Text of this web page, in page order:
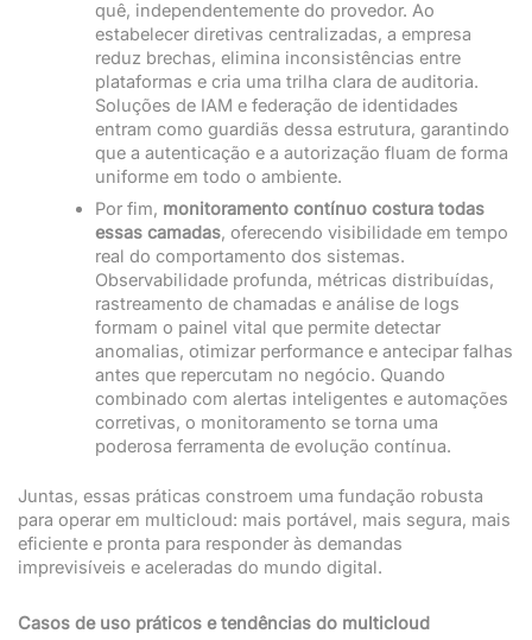
quê, independentemente do provedor. Ao
estabelecer diretivas centralizadas, a empresa
reduz brechas, elimina inconsistências entre
plataformas e cria uma trilha clara de auditoria.
Soluções de IAM e federação de identidades
entram como guardiãs dessa estrutura, garantindo
que a autenticação e a autorização fluam de forma
uniforme em todo o ambiente.
Por fim, monitoramento contínuo costura todas
essas camadas, oferecendo visibilidade em tempo
real do comportamento dos sistemas.
Observabilidade profunda, métricas distribuídas,
rastreamento de chamadas e análise de logs
formam o painel vital que permite detectar
anomalias, otimizar performance e antecipar falhas
antes que repercutam no negócio. Quando
combinado com alertas inteligentes e automações
corretivas, o monitoramento se torna uma
poderosa ferramenta de evolução contínua.
Juntas, essas práticas constroem uma fundação robusta
para operar em multicloud: mais portável, mais segura, mais
eficiente e pronta para responder às demandas
imprevisíveis e aceleradas do mundo digital.
Casos de uso práticos e tendências do multicloud